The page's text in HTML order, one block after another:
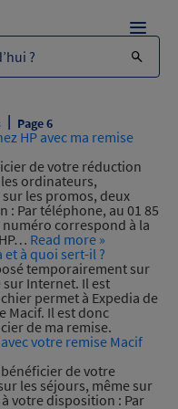
?
Menu
| Page 6
HP avec ma remise
de votre réduction
les ordinateurs,
les promos, deux
: Par téléphone, au 01 85
numéro correspond à la
Read more »
et à quoi sert-il ?
temporairement sur
Internet. Il est
permet à Expedia de
Macif. Il est donc
de ma remise.
votre remise Macif
de votre
les séjours, même sur
votre disposition : Par